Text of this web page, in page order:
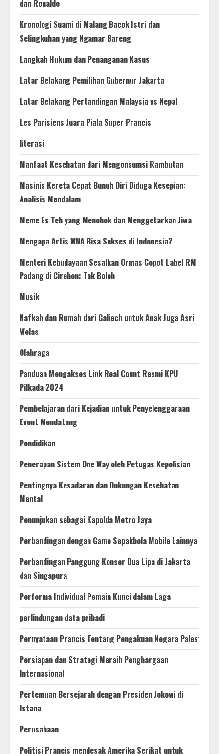
dan Ronaldo
Kronologi Suami di Malang Bacok Istri dan
Selingkuhan yang Ngamar Bareng
Langkah Hukum dan Penanganan Kasus
Latar Belakang Pemilihan Gubernur Jakarta
Latar Belakang Pertandingan Malaysia vs Nepal
Les Parisiens Juara Piala Super Prancis
literasi
Manfaat Kesehatan dari Mengonsumsi Rambutan
Masinis Kereta Cepat Bunuh Diri Diduga Kesepian:
Analisis Mendalam
Meme Es Teh yang Menohok dan Menggetarkan Jiwa
Mengapa Artis WNA Bisa Sukses di Indonesia?
Menteri Kebudayaan Sesalkan Ormas Copot Label RM
Padang di Cirebon: Tak Boleh
Musik
Nafkah dan Rumah dari Galiech untuk Anak Juga Asri
Welas
Olahraga
Panduan Mengakses Link Real Count Resmi KPU
Pilkada 2024
Pembelajaran dari Kejadian untuk Penyelenggaraan
Event Mendatang
Pendidikan
Penerapan Sistem One Way oleh Petugas Kepolisian
Pentingnya Kesadaran dan Dukungan Kesehatan
Mental
Penunjukan sebagai Kapolda Metro Jaya
Perbandingan dengan Game Sepakbola Mobile Lainnya
Perbandingan Panggung Konser Dua Lipa di Jakarta
dan Singapura
Performa Individual Pemain Kunci dalam Laga
perlindungan data pribadi
Pernyataan Prancis Tentang Pengakuan Negara Palestina
Persiapan dan Strategi Meraih Penghargaan
Internasional
Pertemuan Bersejarah dengan Presiden Jokowi di
Istana
Perusahaan
Politisi Prancis mendesak Amerika Serikat untuk